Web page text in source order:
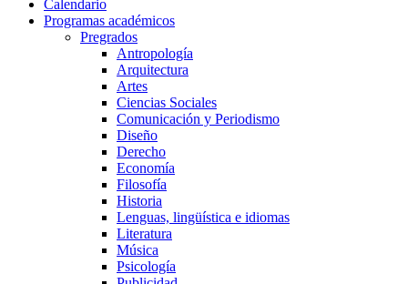
Calendario
Programas académicos
Pregrados
Antropología
Arquitectura
Artes
Ciencias Sociales
Comunicación y Periodismo
Diseño
Derecho
Economía
Filosofía
Historia
Lenguas, lingüística e idiomas
Literatura
Música
Psicología